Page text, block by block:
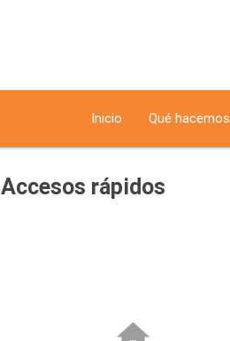
Inicio Qué hacemos
Accesos rápidos